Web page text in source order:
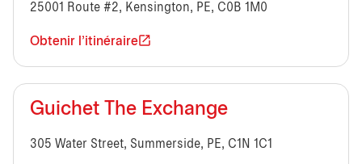
25001 Route #2, Kensington, PE, C0B 1M0
Obtenir l'itinéraire
Guichet The Exchange
305 Water Street, Summerside, PE, C1N 1C1